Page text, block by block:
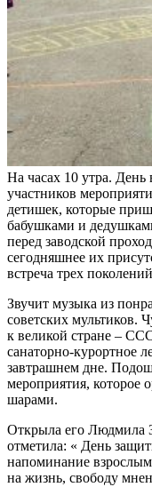
На часах 10 утра.
участников
детишек, которые
бабушками и
перед заводской
сегодняшнее их
встреча трех
Звучит музыка из
советских мультиков.
к великой стране –
санаторно-курортное
завтрашнем дне.
мероприятия, которое
шарами.
Открыла его Людмила
отметила: « День
напоминание
на жизнь, свободу